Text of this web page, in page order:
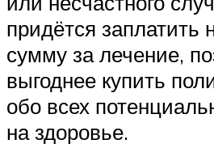
придётся заплатить
сумму за лечение,
выгоднее купить
обо всех
на здоровье.